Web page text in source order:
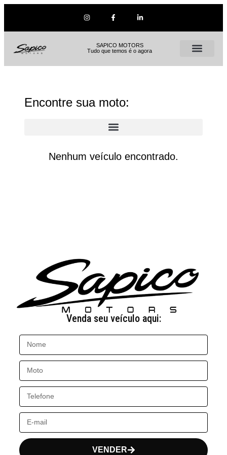
SAPICO MOTORS
Tudo que temos é o agora
Encontre sua moto:
Nenhum veículo encontrado.
Venda seu veículo aqui:
VENDER